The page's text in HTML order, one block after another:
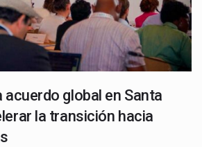
acuerdo global en Santa
la transición hacia